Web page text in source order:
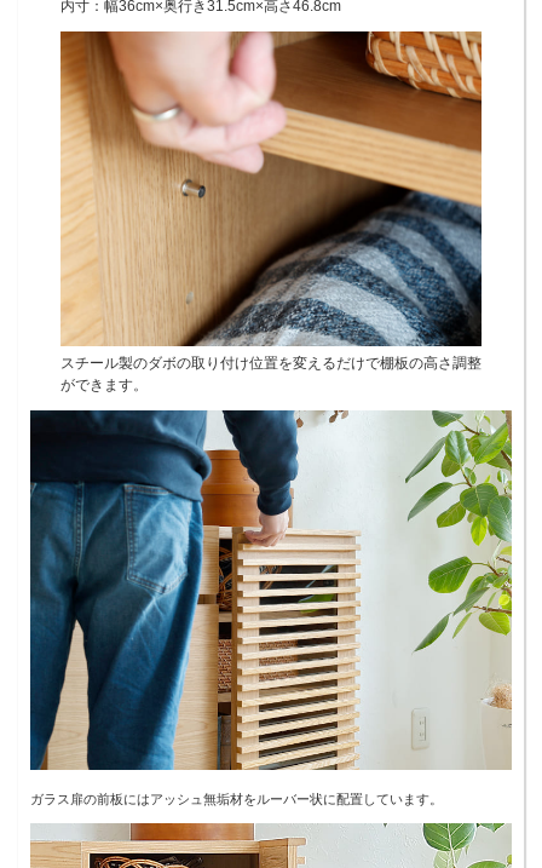
内寸：幅36cm×奥行き31.5cm×高さ46.8cm
スチール製のダボの取り付け位置を変えるだけで棚板の高さ調整
ができます。
ガラス扉の前板にはアッシュ無垢材をルーバー状に配置しています。